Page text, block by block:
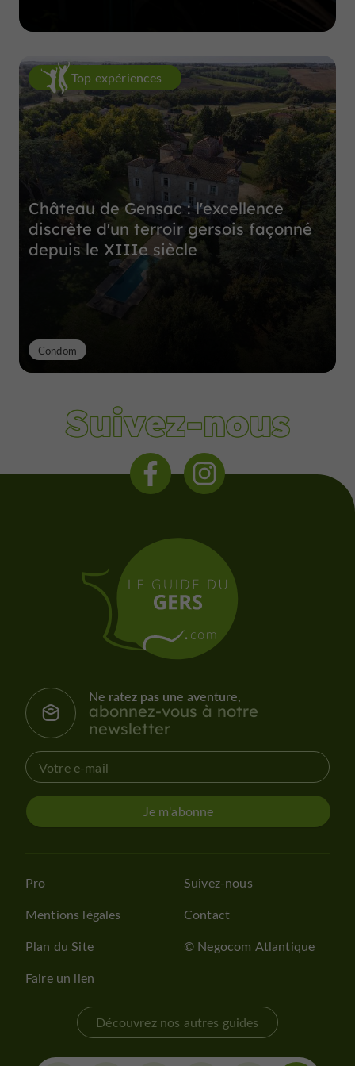
Top expériences
Château de Gensac : l'excellence
discrète d'un terroir gersois façonné
depuis le XIIIe siècle
Condom
Suivez-nous
Ne ratez pas une aventure,
abonnez-vous à notre
newsletter
Je m'abonne
Pro
Mentions légales
Plan du Site
Faire un lien
Suivez-nous
Contact
© Negocom Atlantique
Découvrez nos autres guides